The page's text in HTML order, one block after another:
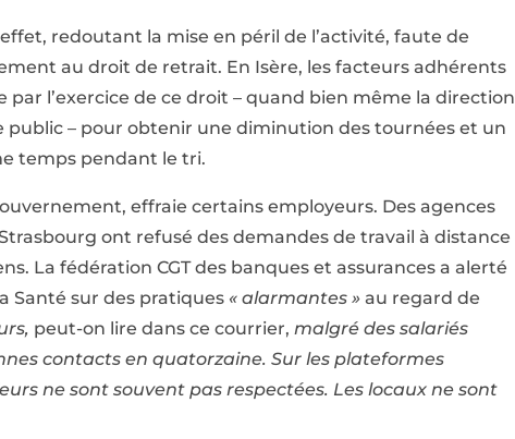
redoutant la mise en péril de l’activité, faute de
au droit de retrait. En Isère, les facteurs adhérents
l’exercice de ce droit – quand bien même la direction
– pour obtenir une diminution des tournées et un
temps pendant le tri.
effraie certains employeurs. Des agences
ont refusé des demandes de travail à distance
La fédération CGT des banques et assurances a alerté
Santé sur des pratiques « alarmantes »au regard de
peut-on lire dans ce courrier, malgré des salariés
contacts en quatorzaine. Sur les plateformes
ne sont souvent pas respectées. Les locaux ne sont